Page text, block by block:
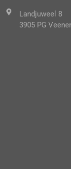
Landjuweel 8
3905 PG